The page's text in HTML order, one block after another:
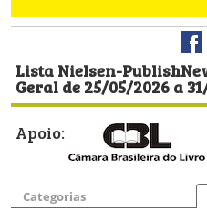
Lista Nielsen-
Geral de 25/05/2026 a
Apoio:
Categorias